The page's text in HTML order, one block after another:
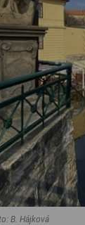
B. Hájková